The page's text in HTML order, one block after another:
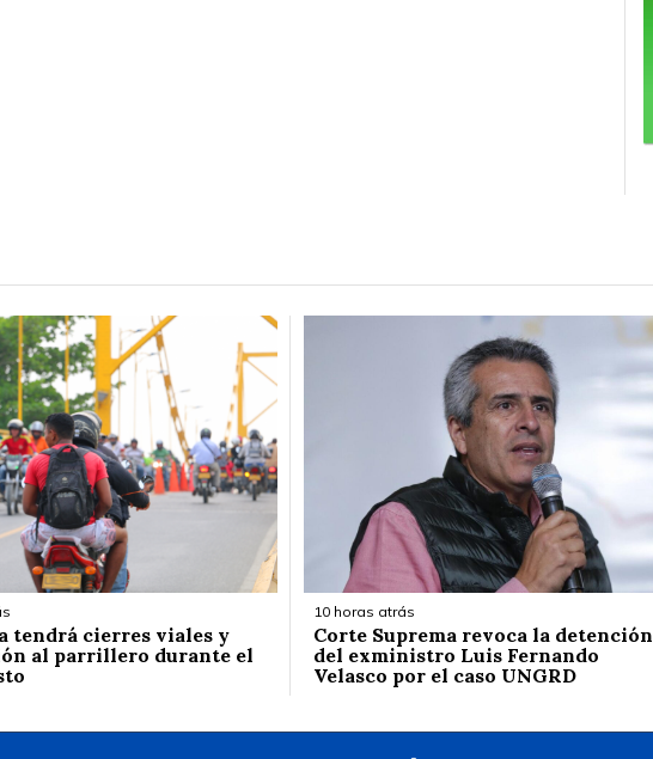
tendrá cierres viales y
al parrillero durante el
10 horas atrás
Corte Suprema revoca la detención
del exministro Luis Fernando
Velasco por el caso UNGRD